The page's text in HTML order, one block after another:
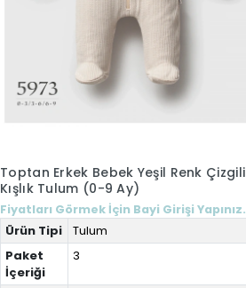
Toptan Erkek Bebek Yeşil Renk Çizgili
Kışlık Tulum (0-9 Ay)
Fiyatları Görmek İçin Bayi Girişi Yapınız.
Ürün Tipi
Tulum
Paket
İçeriği
3